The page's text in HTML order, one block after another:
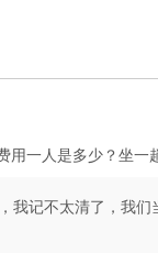
用一人是多少？坐一
我记不太清了，我们